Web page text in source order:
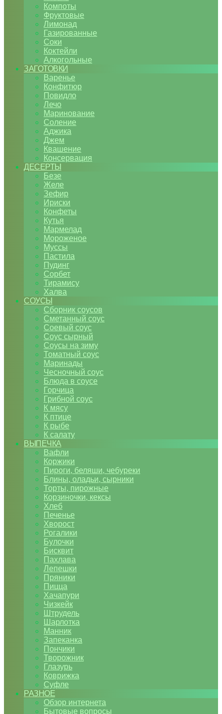
Компоты
Фруктовые
Лимонад
Газированные
Соки
Коктейли
Алкогольные
ЗАГОТОВКИ
Варенье
Конфитюр
Повидло
Лечо
Маринование
Соление
Аджика
Джем
Квашение
Консервация
ДЕСЕРТЫ
Безе
Желе
Зефир
Ириски
Конфеты
Кутья
Мармелад
Мороженое
Муссы
Пастила
Пудинг
Сорбет
Тирамису
Халва
СОУСЫ
Сборник соусов
Сметанный соус
Соевый соус
Соус сырный
Соусы на зиму
Томатный соус
Маринады
Чесночный соус
Блюда в соусе
Горчица
Грибной соус
К мясу
К птице
К рыбе
К салату
ВЫПЕЧКА
Вафли
Коржики
Пироги, беляши, чебуреки
Блины, оладьи, сырники
Торты, пирожные
Корзиночки, кексы
Хлеб
Печенье
Хворост
Рогалики
Булочки
Бисквит
Пахлава
Лепешки
Пряники
Пицца
Хачапури
Чизкейк
Штрудель
Шарлотка
Манник
Запеканка
Пончики
Творожник
Глазурь
Коврижка
Суфле
РАЗНОЕ
Обзор интернета
Бытовые вопросы